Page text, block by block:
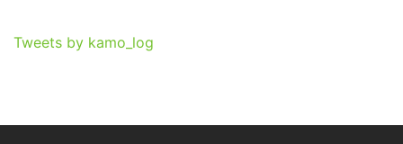
Tweets by kamo_log